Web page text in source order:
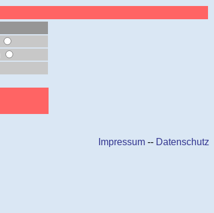
Impressum -- Datenschutz